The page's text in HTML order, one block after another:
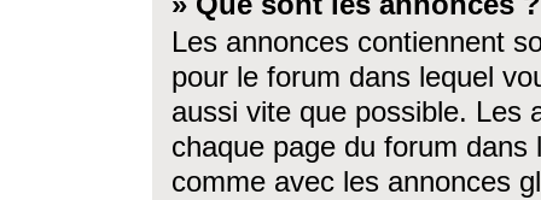
Les annonces contiennent
pour le forum dans lequel
aussi vite que possible. Les
chaque page du forum dans
comme avec les annonces